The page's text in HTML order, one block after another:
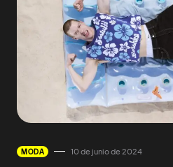
MODA 10 de junio de 2024